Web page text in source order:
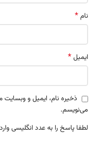
نام*
ایمیل*
ذخیره نام، ایمیل و وبسایت
می‌نویسم.
لطفا پاسخ را به عدد انگلیسی